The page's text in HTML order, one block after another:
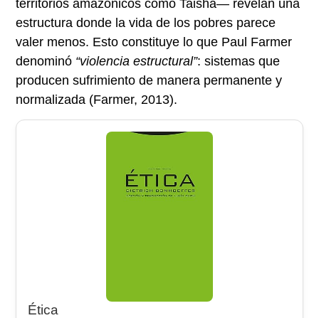
territorios amazónicos como Taisha— revelan una
estructura donde la vida de los pobres parece
valer menos. Esto constituye lo que Paul Farmer
denominó “violencia estructural”: sistemas que
producen sufrimiento de manera permanente y
normalizada (Farmer, 2013).
Ética